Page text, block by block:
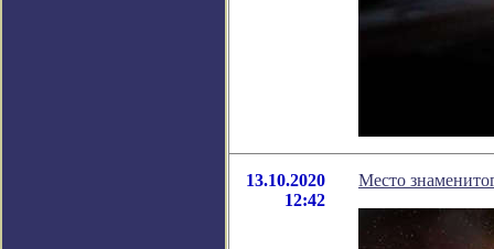
13.10.2020
12:42
Место